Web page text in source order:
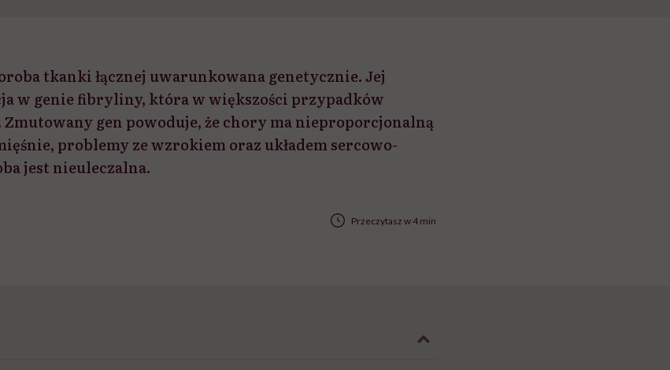
tkanki łącznej uwarunkowana genetycznie. Jej
w genie fibryliny, która w większości przypadków
gen powoduje, że chory ma nieproporcjonalną
problemy ze wzrokiem oraz układem sercowo-
jest nieuleczalna.
Przeczytasz w 4 min